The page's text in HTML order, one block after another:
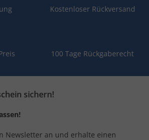
Kostenloser Rückversand
100 Tage Rückgaberecht
sichern!
Newsletter an und erhalte einen